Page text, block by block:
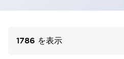
1786 を表示